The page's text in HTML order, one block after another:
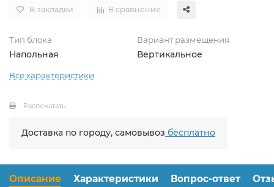
В закладки В сравнение
Тип блока
Напольная
Вариант размещения
Вертикальное
Все характеристики
Распечатать
Доставка по городу, самовывоз бесплатно
Описание Характеристики Вопрос-ответ